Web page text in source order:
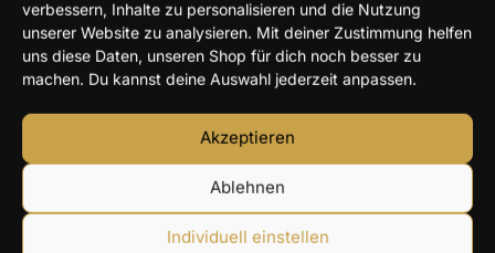
verbessern, Inhalte zu personalisieren und die Nutzung
unserer Website zu analysieren. Mit deiner Zustimmung helfen
uns diese Daten, unseren Shop für dich noch besser zu
machen. Du kannst deine Auswahl jederzeit anpassen.
Akzeptieren
Ablehnen
Individuell einstellen
„Alles, was ihr tut, das
tut von Herzen als für
den Herrn und nicht für
Menschen.“